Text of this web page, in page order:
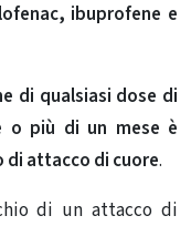
ibuprofene e
di qualsiasi dose di
o più di un mese è
di attacco di cuore.
di un attacco di